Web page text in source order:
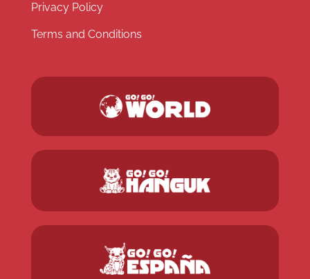
Privacy Policy
Terms and Conditions